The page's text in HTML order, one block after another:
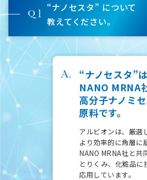
“ナノセスタ” について
教えてください。
“ナノセスタ”は
NANO MRNA
高分子ナノミ
原料です。
アルビオンは、厳選
より効率的に角層に
NANO MRNA社と共
とりくみ、化粧品に
応用しています。